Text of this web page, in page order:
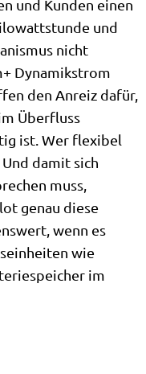
und Kunden einen
und
nicht
Dynamikstrom
den Anreiz dafür,
Überfluss
ist. Wer flexibel
damit sich
muss,
genau diese
wenn es
wie
im